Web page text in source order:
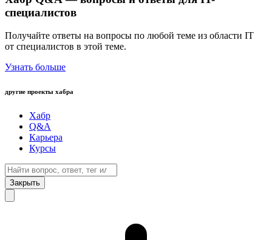
специалистов
Получайте ответы на вопросы по любой теме из области IT
от специалистов в этой теме.
Узнать больше
другие проекты хабра
Хабр
Q&A
Карьера
Курсы
Закрыть